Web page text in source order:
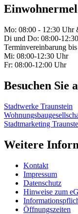
Mo: 08:00 - 12:30 Uhr
Di und Do: 08:00-
Terminvereinbarung
Mi: 08:00-12:30 Uhr
Fr: 08:00-12:00 Uhr
Besuchen Sie
Stadtwerke Traunstein
Stadtmarketing
Weitere
Kontakt
Impressum
Datenschutz
Hinweise zum
Öffnungszeiten